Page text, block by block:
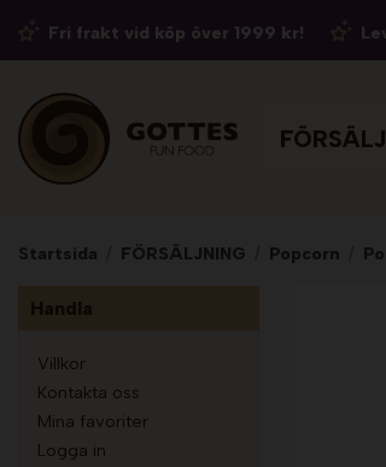
Fri frakt vid köp över 1999 kr!
Startsida FÖRSÄLJNING Popcorn
Handla
Villkor
Kontakta oss
Mina favoriter
Logga in